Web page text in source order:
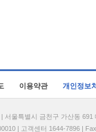
이용약관 개인정보
서울특별시 금천구 가산동
| 고객센터 1644-7896 |